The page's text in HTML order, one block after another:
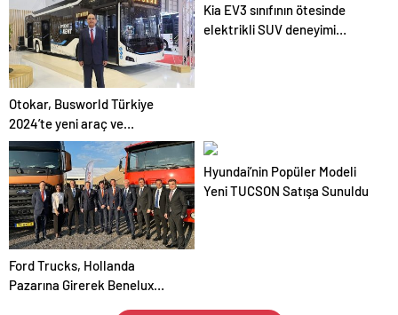
kurulduğunu duyurdu
Otokar, Busworld Türkiye
2024’te yeni araç ve
hizmetlerini sergiliyor
Kia EV3 sınıfının ötesinde
elektrikli SUV deneyimi
Ford Trucks, Hollanda
Pazarına Girerek Benelux
Hyundai’nin Popüler Modeli
Yeni TUCSON Satışa Sunuldu